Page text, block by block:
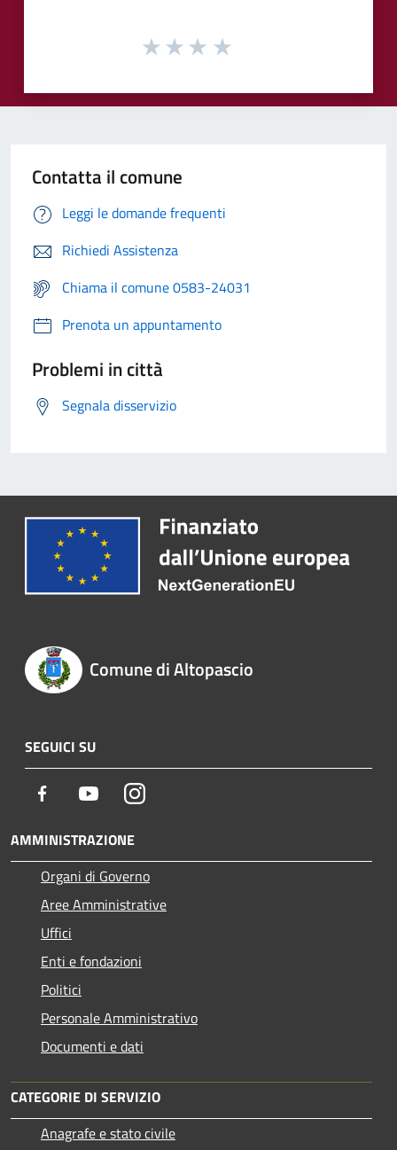
Contatta il comune
Leggi le domande frequenti
Richiedi Assistenza
Chiama il comune 0583-24031
Prenota un appuntamento
Problemi in città
Segnala disservizio
Comune di Altopascio
SEGUICI SU
Facebook YoutubeInstagram
AMMINISTRAZIONE
Organi di Governo
Aree Amministrative
Uffici
Enti e fondazioni
Politici
Personale Amministrativo
Documenti e dati
CATEGORIE DI SERVIZIO
Anagrafe e stato civile